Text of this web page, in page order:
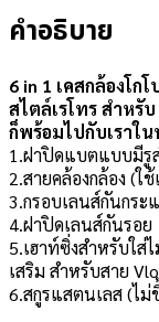
คำอธิบาย
6 in 1 เคสกล้องโก
สไตล์เรโทร สำหรั
ก็พร้อมไปกับเราใ
1.ฝาปิดแบตแบบมีรู
2.สายคล้องกล้อง (ใ
3.กรอบเลนส์กันกร
4.ฝาปิดเลนส์กันรอย
5.เฮาท์ซิ่งสำหรับใส่
เสริม สำหรับสาย
6.สกูรแสตนเลส (ไ